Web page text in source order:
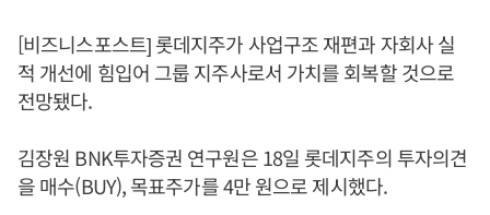
[비즈니스포스트] 롯데지주가 사업구조 재편과 자회사 실
적 개선에 힘입어 그룹 지주사로서 가치를 회복할 것으로
전망됐다.
김장원 BNK투자증권 연구원은 18일 롯데지주의 투자의견
을 매수(BUY), 목표주가를 4만 원으로 제시했다.